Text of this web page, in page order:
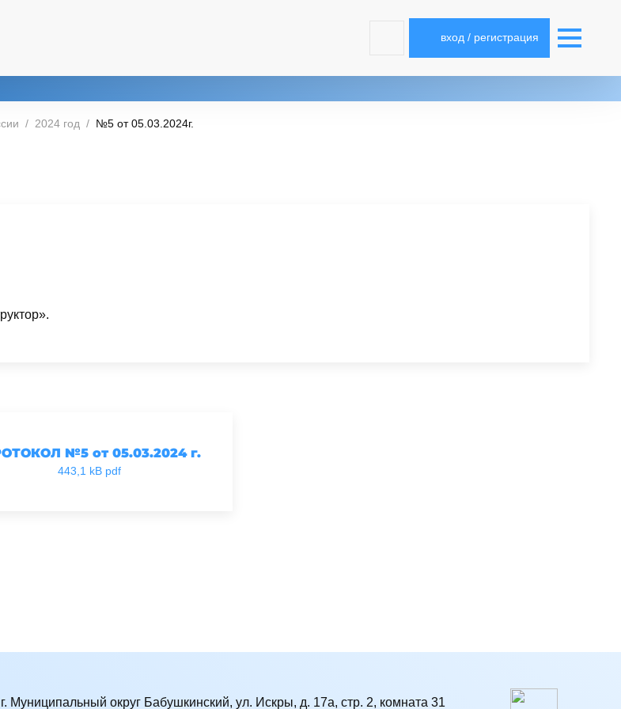
вход / регистрация
2024 год №5 от 05.03.2024г.
№5 от 05.03.2024 г.
443,1 kB pdf
Муниципальный округ Бабушкинский, ул. Искры, д. 17а, стр. 2, комната 31